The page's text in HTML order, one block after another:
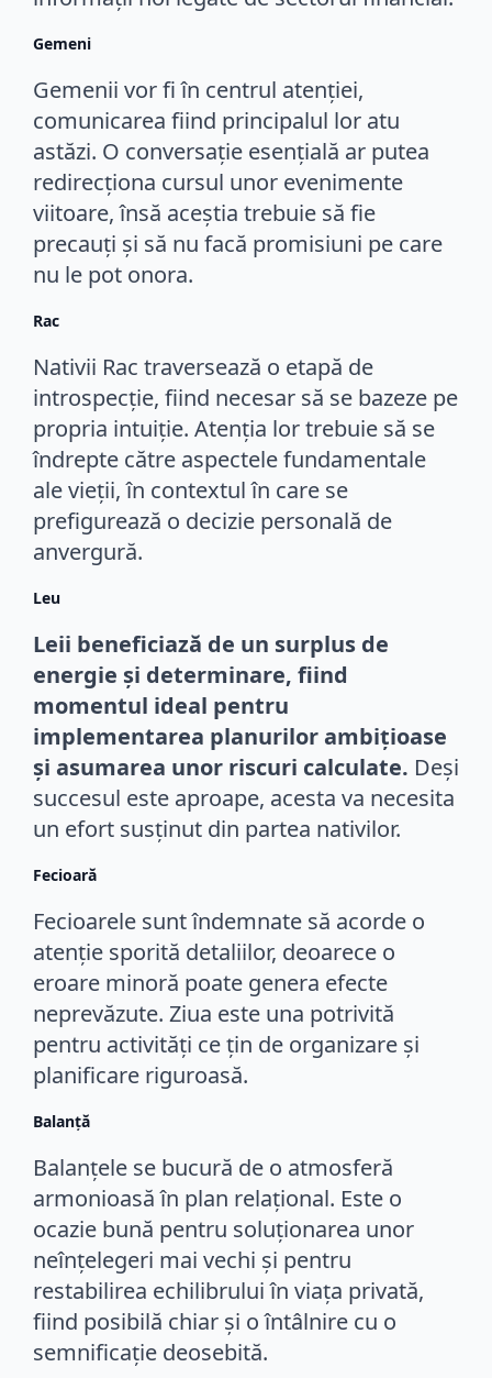
Gemeni
Gemenii vor fi în centrul atenției,
comunicarea fiind principalul lor atu
astăzi. O conversație esențială ar putea
redirecționa cursul unor evenimente
viitoare, însă aceștia trebuie să fie
precauți și să nu facă promisiuni pe care
nu le pot onora.
Rac
Nativii Rac traversează o etapă de
introspecție, fiind necesar să se bazeze pe
propria intuiție. Atenția lor trebuie să se
îndrepte către aspectele fundamentale
ale vieții, în contextul în care se
prefigurează o decizie personală de
anvergură.
Leu
Leii beneficiază de un surplus de
energie și determinare, fiind
momentul ideal pentru
implementarea planurilor ambițioase
și asumarea unor riscuri calculate. Deși
succesul este aproape, acesta va necesita
un efort susținut din partea nativilor.
Fecioară
Fecioarele sunt îndemnate să acorde o
atenție sporită detaliilor, deoarece o
eroare minoră poate genera efecte
neprevăzute. Ziua este una potrivită
pentru activități ce țin de organizare și
planificare riguroasă.
Balanță
Balanțele se bucură de o atmosferă
armonioasă în plan relațional. Este o
ocazie bună pentru soluționarea unor
neînțelegeri mai vechi și pentru
restabilirea echilibrului în viața privată,
fiind posibilă chiar și o întâlnire cu o
semnificație deosebită.